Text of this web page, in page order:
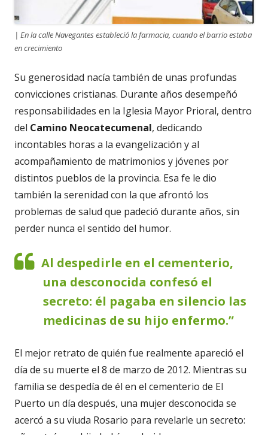
| En la calle Navegantes estableció la farmacia, cuando el barrio estaba
en crecimiento
Su generosidad nacía también de unas profundas
convicciones cristianas. Durante años desempeñó
responsabilidades en la Iglesia Mayor Prioral, dentro
del Camino Neocatecumenal, dedicando
incontables horas a la evangelización y al
acompañamiento de matrimonios y jóvenes por
distintos pueblos de la provincia. Esa fe le dio
también la serenidad con la que afrontó los
problemas de salud que padeció durante años, sin
perder nunca el sentido del humor.
Al despedirle en el cementerio,
una desconocida confesó el
secreto: él pagaba en silencio las
medicinas de su hijo enfermo.”
El mejor retrato de quién fue realmente apareció el
día de su muerte el 8 de marzo de 2012. Mientras su
familia se despedía de él en el cementerio de El
Puerto un día después, una mujer desconocida se
acercó a su viuda Rosario para revelarle un secreto: